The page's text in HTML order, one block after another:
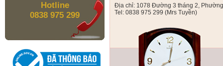
Hotline
0838 975 299
Địa chỉ: 1078 Đường 3 tháng 2, Phường
Tel: 0838 975 299 (Mrs Tuyền)